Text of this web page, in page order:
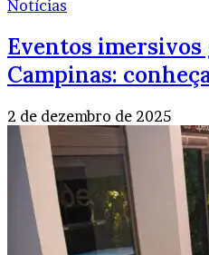
Notícias
Eventos
Campinas:
2 de dezembro de 2025